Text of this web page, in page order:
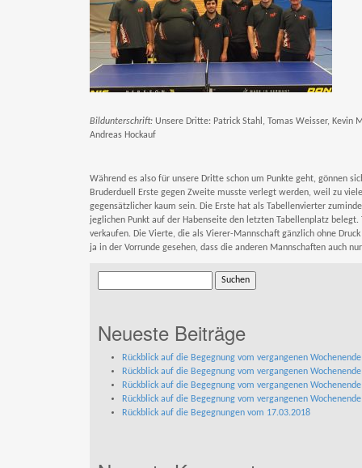
Bildunterschrift: Unsere Dritte: Patrick Stahl, Tomas Weisser, Kevin
Andreas Hockauf
Während es also für unsere Dritte schon um Punkte geht, gönnen
Bruderduell Erste gegen Zweite musste verlegt werden, weil zu
gegensätzlicher kaum sein. Die Erste hat als Tabellenvierter
jeglichen Punkt auf der Habenseite den letzten Tabellenplatz
verkaufen. Die Vierte, die als Vierer-Mannschaft gänzlich ohne
ja in der Vorrunde gesehen, dass die anderen Mannschaften auch
nach:
Neueste Beiträge
Rückblick auf die Begegnung vom vergangenen
Rückblick auf die Begegnung vom vergangenen
Rückblick auf die Begegnung vom vergangenen
Rückblick auf die Begegnung vom vergangenen
Rückblick auf die Begegnungen vom 17.03.2018